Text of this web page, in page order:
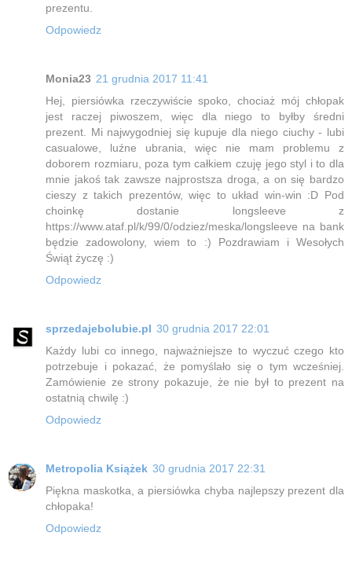
prezentu.
Odpowiedz
Monia23 21 grudnia 2017 11:41
Hej, piersiówka rzeczywiście spoko, chociaż mój chłopak
jest raczej piwoszem, więc dla niego to byłby średni
prezent. Mi najwygodniej się kupuje dla niego ciuchy - lubi
casualowe, luźne ubrania, więc nie mam problemu z
doborem rozmiaru, poza tym całkiem czuję jego styl i to dla
mnie jakoś tak zawsze najprostsza droga, a on się bardzo
cieszy z takich prezentów, więc to układ win-win :D Pod
choinkę dostanie longsleeve z
https://www.ataf.pl/k/99/0/odziez/meska/longsleeve na bank
będzie zadowolony, wiem to :) Pozdrawiam i Wesołych
Świąt życzę :)
Odpowiedz
sprzedajebolubie.pl 30 grudnia 2017 22:01
Każdy lubi co innego, najważniejsze to wyczuć czego kto
potrzebuje i pokazać, że pomyślało się o tym wcześniej.
Zamówienie ze strony pokazuje, że nie był to prezent na
ostatnią chwilę :)
Odpowiedz
Metropolia Książek 30 grudnia 2017 22:31
Piękna maskotka, a piersiówka chyba najlepszy prezent dla
chłopaka!
Odpowiedz